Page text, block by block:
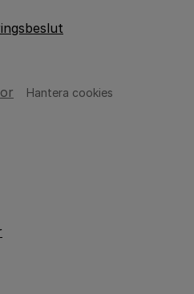
Hantera cookies